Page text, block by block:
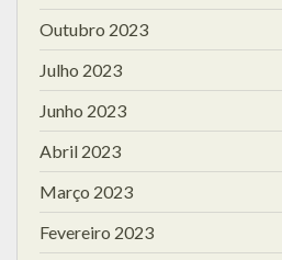
Outubro 2023
Julho 2023
Junho 2023
Abril 2023
Março 2023
Fevereiro 2023